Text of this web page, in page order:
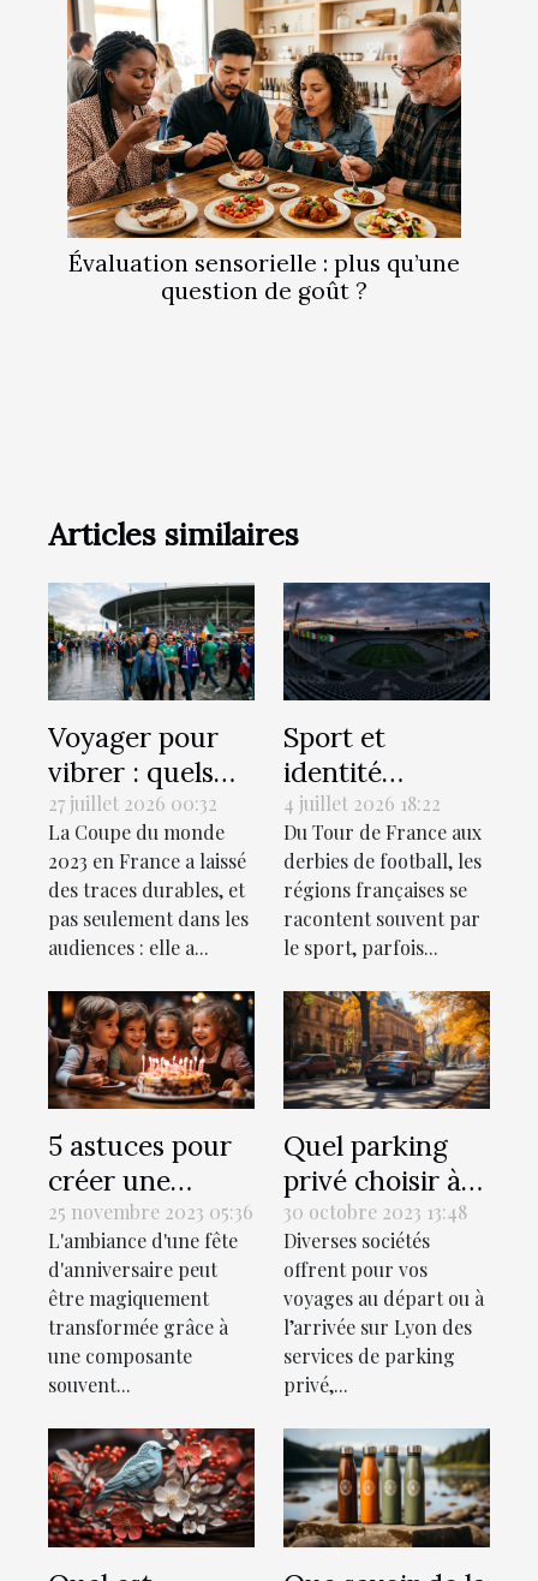
Évaluation sensorielle : plus qu’une
question de goût ?
Articles similaires
Voyager pour
vibrer : quels
sont les stades
de rugby à
visiter
absolument ?
27 juillet 2026 00:32
La Coupe du monde
2023 en France a laissé
des traces durables, et
pas seulement dans les
audiences : elle a...
Sport et
identité
régionale : le
match invisible
des territoires
4 juillet 2026 18:22
Du Tour de France aux
derbies de football, les
régions françaises se
racontent souvent par
le sport, parfois...
5 astuces pour
créer une
playlist
personnalisée
pour la fête
d'anniversaire
parfaite
25 novembre 2023 05:36
L'ambiance d'une fête
d'anniversaire peut
être magiquement
transformée grâce à
une composante
souvent...
Quel parking
privé choisir à
Lyon lors de vos
voyages ?
30 octobre 2023 13:48
Diverses sociétés
offrent pour vos
voyages au départ ou à
l’arrivée sur Lyon des
services de parking
privé,...